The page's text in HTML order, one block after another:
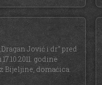
Jović i dr.” pred
godine
Bijeljine, domaćica.